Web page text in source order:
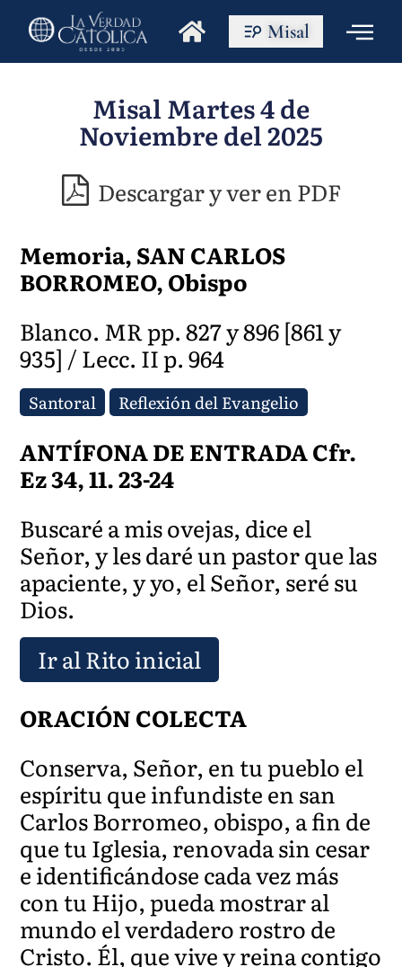
Misal
Misal Martes 4 de
Noviembre del 2025
Descargar y ver en PDF
Memoria, SAN CARLOS
BORROMEO, Obispo
Blanco. MR pp. 827 y 896 [861 y
935] / Lecc. II p. 964
Santoral Reflexión del Evangelio
ANTÍFONA DE ENTRADA Cfr.
Ez 34, 11. 23-24
Buscaré a mis ovejas, dice el
Señor, y les daré un pastor que las
apaciente, y yo, el Señor, seré su
Dios.
Ir al Rito inicial
ORACIÓN COLECTA
Conserva, Señor, en tu pueblo el
espíritu que infundiste en san
Carlos Borromeo, obispo, a fin de
que tu Iglesia, renovada sin cesar
e identificándose cada vez más
con tu Hijo, pueda mostrar al
mundo el verdadero rostro de
Cristo. Él, que vive y reina contigo